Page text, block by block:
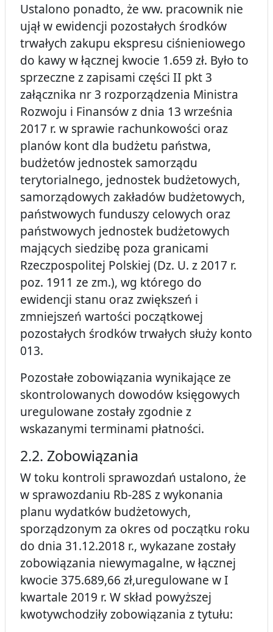
Ustalono ponadto, że ww. pracownik nie
ujął w ewidencji pozostałych środków
trwałych zakupu ekspresu ciśnieniowego
do kawy w łącznej kwocie 1.659 zł. Było to
sprzeczne z zapisami części II pkt 3
załącznika nr 3 rozporządzenia Ministra
Rozwoju i Finansów z dnia 13 września
2017 r. w sprawie rachunkowości oraz
planów kont dla budżetu państwa,
budżetów jednostek samorządu
terytorialnego, jednostek budżetowych,
samorządowych zakładów budżetowych,
państwowych funduszy celowych oraz
państwowych jednostek budżetowych
mających siedzibę poza granicami
Rzeczpospolitej Polskiej (Dz. U. z 2017 r.
poz. 1911 ze zm.), wg którego do
ewidencji stanu oraz zwiększeń i
zmniejszeń wartości początkowej
pozostałych środków trwałych służy konto
013.
Pozostałe zobowiązania wynikające ze
skontrolowanych dowodów księgowych
uregulowane zostały zgodnie z
wskazanymi terminami płatności.
2.2. Zobowiązania
W toku kontroli sprawozdań ustalono, że
w sprawozdaniu Rb-28S z wykonania
planu wydatków budżetowych,
sporządzonym za okres od początku roku
do dnia 31.12.2018 r., wykazane zostały
zobowiązania niewymagalne, w łącznej
kwocie 375.689,66 zł,uregulowane w I
kwartale 2019 r. W skład powyższej
kwotywchodziły zobowiązania z tytułu: